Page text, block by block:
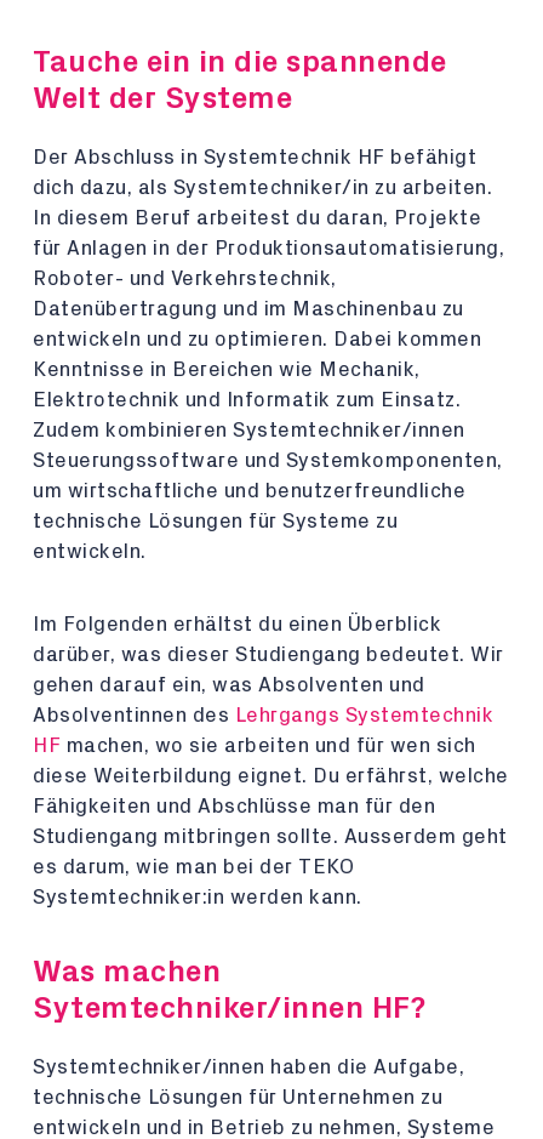
Tauche ein in die spannende
Welt der Systeme
Der Abschluss in Systemtechnik HF befähigt
dich dazu, als Systemtechniker/in zu arbeiten.
In diesem Beruf arbeitest du daran, Projekte
für Anlagen in der Produktionsautomatisierung,
Roboter- und Verkehrstechnik,
Datenübertragung und im Maschinenbau zu
entwickeln und zu optimieren. Dabei kommen
Kenntnisse in Bereichen wie Mechanik,
Elektrotechnik und Informatik zum Einsatz.
Zudem kombinieren Systemtechniker/innen
Steuerungssoftware und Systemkomponenten,
um wirtschaftliche und benutzerfreundliche
technische Lösungen für Systeme zu
entwickeln.
Im Folgenden erhältst du einen Überblick
darüber, was dieser Studiengang bedeutet. Wir
gehen darauf ein, was Absolventen und
Absolventinnen des Lehrgangs Systemtechnik
HF machen, wo sie arbeiten und für wen sich
diese Weiterbildung eignet. Du erfährst, welche
Fähigkeiten und Abschlüsse man für den
Studiengang mitbringen sollte. Ausserdem geht
es darum, wie man bei der TEKO
Systemtechniker:in werden kann.
Was machen
Sytemtechniker/innen HF?
Systemtechniker/innen haben die Aufgabe,
technische Lösungen für Unternehmen zu
entwickeln und in Betrieb zu nehmen, Systeme